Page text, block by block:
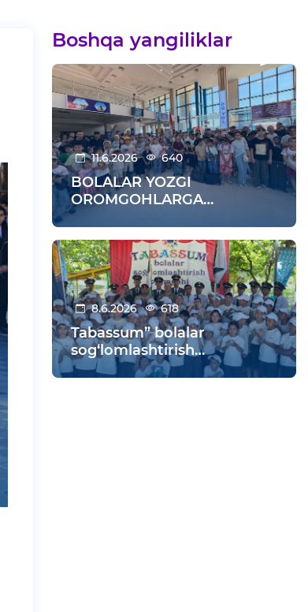
Boshqa yangiliklar
11.6.2026 640
BOLALAR YOZGI
OROMGOHLARGA
KUZATILDI
8.6.2026 618
Tabassum” bolalar
sog‘lomlashtirish
maskanida vatanparvarlik